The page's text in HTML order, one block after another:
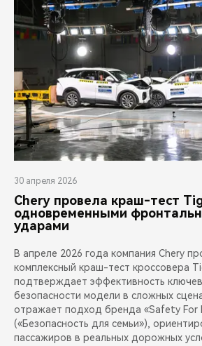
30 апреля 2026
Chery провела краш-тест
одновременными
ударами
В апреле 2026 года компания Chery
комплексный краш-тест кроссовера
подтверждает эффективность
безопасности модели в сложных
отражает подход бренда «Safety For
(«Безопасность для семьи»),
пассажиров в реальных дорожных